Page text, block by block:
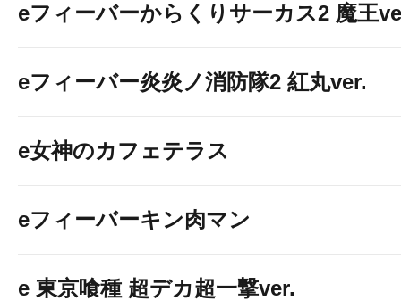
eフィーバーからくりサーカス2 魔王
eフィーバー炎炎ノ消防隊2 紅丸ver.
e女神のカフェテラス
eフィーバーキン肉マン
e 東京喰種 超デカ超一撃ver.